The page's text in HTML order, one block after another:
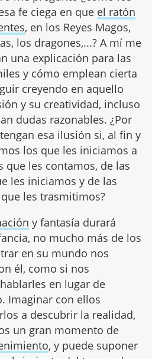
fe ciega en que el ratón
, en los Reyes Magos,
los dragones,...? A mí me
una explicación para las
y cómo emplean cierta
creyendo en aquello
y su creatividad, incluso
dudas razonables. ¿Por
esa ilusión si, al fin y
los que les iniciamos a
que les contamos, de las
les iniciamos y de las
les trasmitimos?
y fantasía durará
no mucho más de los
en su mundo nos
él, como si nos
en lugar de
Imaginar con ellos
a descubrir la realidad,
un gran momento de
, y puede suponer